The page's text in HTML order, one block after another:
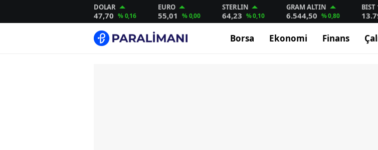
DOLAR
47,70 % 0,16
EURO
55,01 % 0,00
STERLIN
64,23 % 0,10
GRAM ALTIN
6.544,50 % 0,80
BIST
Borsa Ekonomi Finans